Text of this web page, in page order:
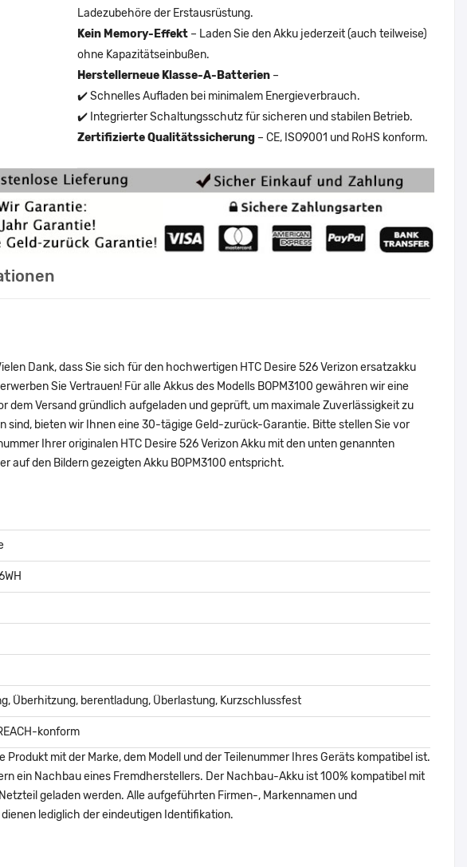
Ladezubehöre der Erstausrüstung.
Kein Memory-Effekt – Laden Sie den Akku jederzeit (auch teilweise)
ohne Kapazitätseinbußen.
Herstellerneue Klasse-A-Batterien –
✔️ Schnelles Aufladen bei minimalem Energieverbrauch.
✔️ Integrierter Schaltungsschutz für sicheren und stabilen Betrieb.
Zertifizierte Qualitätssicherung – CE, ISO9001 und RoHS konform.
Dank, dass Sie sich für den hochwertigen HTC Desire 526 Verizon ersatzakku
Sie Vertrauen! Für alle Akkus des Modells BOPM3100 gewähren wir eine
Versand gründlich aufgeladen und geprüft, um maximale Zuverlässigkeit zu
sind, bieten wir Ihnen eine 30-tägige Geld-zurück-Garantie. Bitte stellen Sie vor
Ihrer originalen HTC Desire 526 Verizon Akku mit den unten genannten
auf den Bildern gezeigten Akku BOPM3100 entspricht.
Überhitzung, berentladung, Überlastung, Kurzschlussfest
konform
mit der Marke, dem Modell und der Teilenummer Ihres Geräts kompatibel ist.
ein Nachbau eines Fremdherstellers. Der Nachbau-Akku ist 100% kompatibel mit
geladen werden. Alle aufgeführten Firmen-, Markennamen und
lediglich der eindeutigen Identifikation.